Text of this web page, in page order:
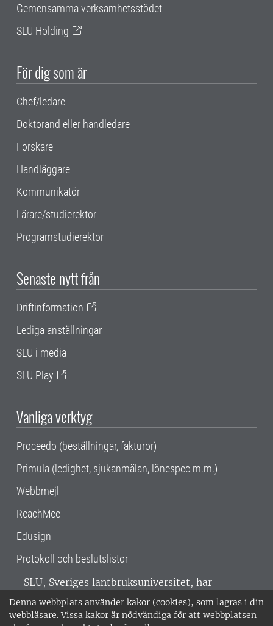
Denna webbplats använder kakor (cookies), som lagras i din
webbläsare. Vissa kakor är nödvändiga för att webbplatsen
Gemensamma verksamhetsstödet
SLU Holding
För dig som är
Chef/ledare
Doktorand eller handledare
Forskare
Handläggare
Kommunikatör
Lärare/studierektor
Programstudierektor
Senaste nytt från
Driftinformation
Lediga anställningar
SLU i media
SLU Play
Vanliga verktyg
Proceedo (beställningar, fakturor)
Primula (ledighet, sjukanmälan, lönespec m.m.)
Webbmejl
ReachMee
Edusign
Protokoll och beslutslistor
SLU, Sveriges lantbruksuniversitet, har
verksamhet över hela Sverige. Huvudorter är
Alnarp, Uppsala och Umeå.SLU är